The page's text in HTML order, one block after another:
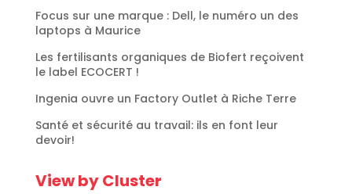
Focus sur une marque : Dell, le numéro un des
laptops à Maurice
Les fertilisants organiques de Biofert reçoivent
le label ECOCERT !
Ingenia ouvre un Factory Outlet à Riche Terre
Santé et sécurité au travail: ils en font leur
devoir!
View by Cluster